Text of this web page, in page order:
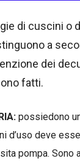
di cuscini o
a
dei
fatti.
possiedono
d’uso deve
pompa. Sono